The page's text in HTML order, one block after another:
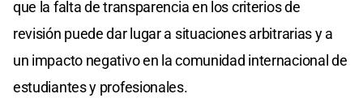
que la falta de transparencia en los criterios de
revisión puede dar lugar a situaciones arbitrarias y a
un impacto negativo en la comunidad internacional de
estudiantes y profesionales.